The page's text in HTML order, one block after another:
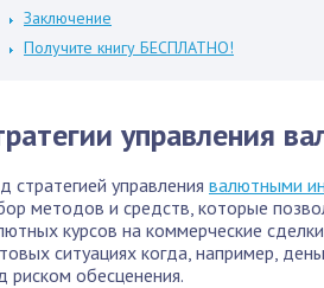
Заключение
Получите книгу БЕСПЛАТНО!
управления
стратегией управления валютными
методов и средств, которые
курсов на коммерческие
ситуациях когда, например,
риском обесценения.